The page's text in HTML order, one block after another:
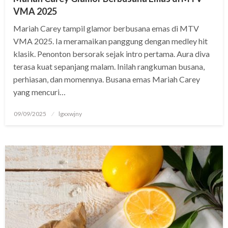
shortener
VMA 2025
Mariah Carey tampil glamor berbusana emas di MTV
VMA 2025. Ia meramaikan panggung dengan medley hit
klasik. Penonton bersorak sejak intro pertama. Aura diva
terasa kuat sepanjang malam. Inilah rangkuman busana,
perhiasan, dan momennya. Busana emas Mariah Carey
yang mencuri…
Posted
09/09/2025 lgxxwjny